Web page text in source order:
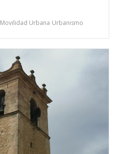
Movilidad Urbana Urbanismo